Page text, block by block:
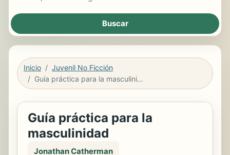
Inicio
Juvenil No Ficción
Guía práctica para la masculinidad
Guía práctica para la
masculinidad
Jonathan Catherman